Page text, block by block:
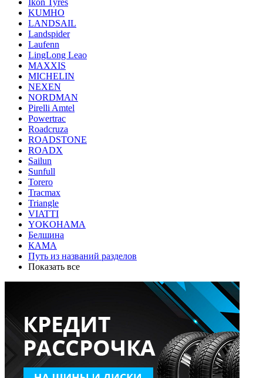
KUMHO
LANDSAIL
Landspider
Laufenn
LingLong Leao
MAXXIS
MICHELIN
NEXEN
NORDMAN
Pirelli Amtel
Powertrac
Roadcruza
ROADSTONE
ROADX
Sailun
Sunfull
Torero
Tracmax
Triangle
VIATTI
YOKOHAMA
Белшина
КАМА
Путь из названий разделов
Показать все